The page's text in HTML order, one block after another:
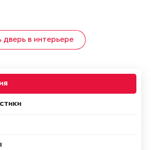
в интерьере